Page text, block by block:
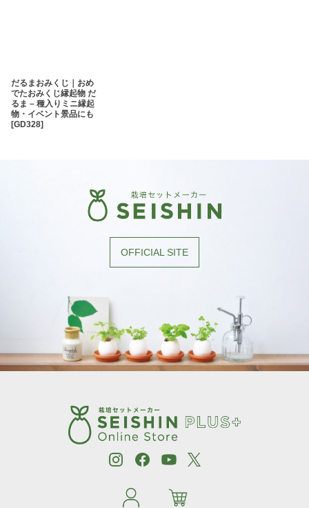
だるまおみくじ｜おめ
でたおみくじ縁起物 だ
るま – 種入りミニ縁起
物・イベント景品にも
[GD328]
OFFICIAL SITE